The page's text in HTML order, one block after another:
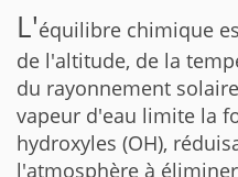
L'équilibre chimique
de l'altitude, de la
du rayonnement
vapeur d'eau limite la
hydroxyles (OH),
l'atmosphère à